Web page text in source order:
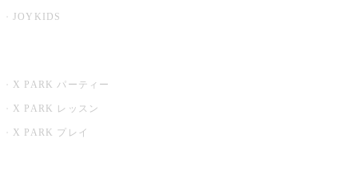
JOYKIDS
X PARK パーティー
X PARK レッスン
X PARK プレイ